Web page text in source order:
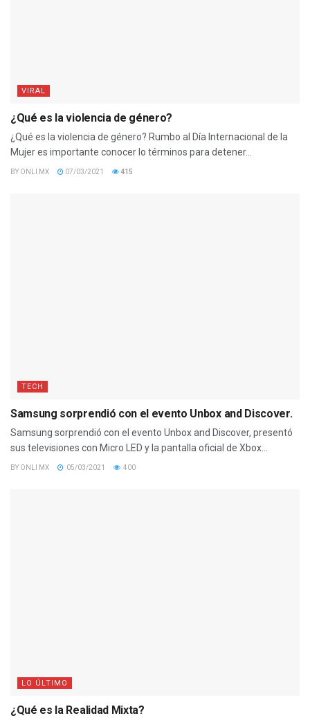
VIRAL
¿Qué es la violencia de género?
¿Qué es la violencia de género? Rumbo al Día Internacional de la
Mujer es importante conocer lo términos para detener...
BY ONLI MX 07/03/2021 415
TECH
Samsung sorprendió con el evento Unbox and Discover.
Samsung sorprendió con el evento Unbox and Discover, presentó
sus televisiones con Micro LED y la pantalla oficial de Xbox...
BY ONLI MX 05/03/2021 400
LO ÚLTIMO
¿Qué es la Realidad Mixta?